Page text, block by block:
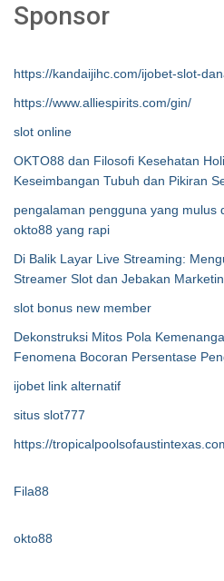
Sponsor
https://kandaijihc.com/ijobet-slot-
https://www.alliespirits.com/gin/
slot online
OKTO88 dan Filosofi Kesehatan
Keseimbangan Tubuh dan Pikiran
pengalaman pengguna yang mulus
okto88 yang rapi
Di Balik Layar Live Streaming:
Streamer Slot dan Jebakan
slot bonus new member
Dekonstruksi Mitos Pola
Fenomena Bocoran Persentase
ijobet link alternatif
situs slot777
https://
Fila88
okto88